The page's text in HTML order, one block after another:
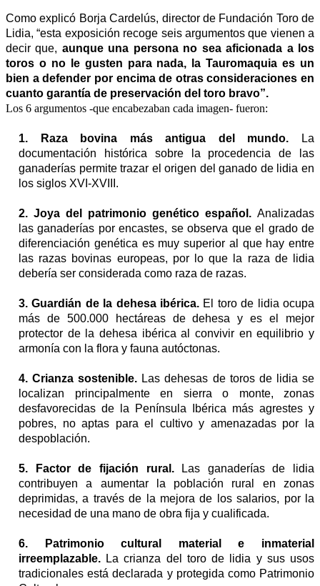
Como explicó Borja Cardelús, director de Fundación Toro de
Lidia, “esta exposición recoge seis argumentos que vienen a
decir que, aunque una persona no sea aficionada a los
toros o no le gusten para nada, la Tauromaquia es un
bien a defender por encima de otras consideraciones en
cuanto garantía de preservación del toro bravo”.
Los 6 argumentos -que encabezaban cada imagen- fueron:
1. Raza bovina más antigua del mundo.
La
documentación histórica sobre la procedencia de las
ganaderías permite trazar el origen del ganado de lidia en
los siglos XVI-XVIII.
2. Joya del patrimonio genético español. Analizadas
las ganaderías por encastes, se observa que el grado de
diferenciación genética es muy superior al que hay entre
las razas bovinas europeas, por lo que la raza de lidia
debería ser considerada como raza de razas.
3. Guardián de la dehesa ibérica. El toro de lidia ocupa
más de 500.000 hectáreas de dehesa y es el mejor
protector de la dehesa ibérica al convivir en equilibrio y
armonía con la flora y fauna autóctonas.
4. Crianza sostenible. Las dehesas de toros de lidia se
localizan principalmente en sierra o monte, zonas
desfavorecidas de la Península Ibérica más agrestes y
pobres, no aptas para el cultivo y amenazadas por la
despoblación.
5. Factor de fijación rural.
Las ganaderías de lidia
contribuyen a aumentar la población rural en zonas
deprimidas, a través de la mejora de los salarios, por la
necesidad de una mano de obra fija y cualificada.
6. Patrimonio cultural material e inmaterial
irreemplazable. La crianza del toro de lidia y sus usos
tradicionales está declarada y protegida como Patrimonio